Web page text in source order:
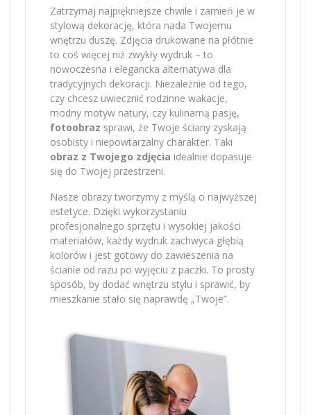
Zatrzymaj najpiękniejsze chwile i zamień je w
stylową dekorację, która nada Twojemu
wnętrzu duszę. Zdjęcia drukowane na płótnie
to coś więcej niż zwykły wydruk – to
nowoczesna i elegancka alternatywa dla
tradycyjnych dekoracji. Niezależnie od tego,
czy chcesz uwiecznić rodzinne wakacje,
modny motyw natury, czy kulinarną pasję,
fotoobraz sprawi, że Twoje ściany zyskają
osobisty i niepowtarzalny charakter. Taki
obraz z Twojego zdjęcia idealnie dopasuje
się do Twojej przestrzeni.
Nasze obrazy tworzymy z myślą o najwyższej
estetyce. Dzięki wykorzystaniu
profesjonalnego sprzętu i wysokiej jakości
materiałów, każdy wydruk zachwyca głębią
kolorów i jest gotowy do zawieszenia na
ścianie od razu po wyjęciu z paczki. To prosty
sposób, by dodać wnętrzu stylu i sprawić, by
mieszkanie stało się naprawdę „Twoje”.